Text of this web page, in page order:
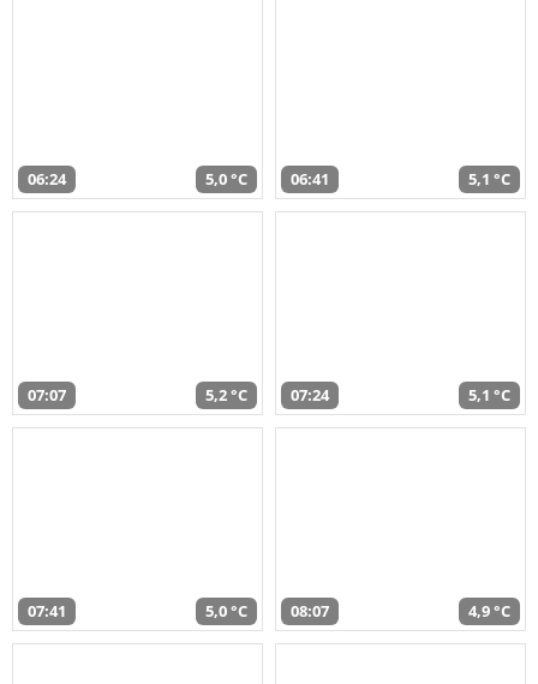
06:24 5,0 °C 06:41 5,1 °C
07:07 5,2 °C 07:24 5,1 °C
07:41 5,0 °C 08:07 4,9 °C